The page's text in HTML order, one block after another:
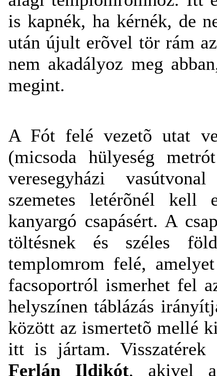
is kapnék, ha kérnék, de
után újult erõvel tör rám
nem akadályoz meg
megint.
A Fót felé vezetõ utat
(micsoda hülyeség
veresegyházi
szemetes letérõnél kell
kanyargó csapásért. A
töltésnek és széles
templomrom felé,
facsoportról ismerhet fel
helyszínen táblázás
között az ismertetõ mellé
itt is jártam. Visszatérek
Ferlán Ildikót, akivel